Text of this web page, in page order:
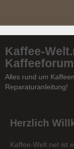
Kaffee-
Alles rund um
Reparaturanleitung!
Herzlich
Kaffee-Welt.net ist